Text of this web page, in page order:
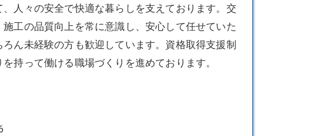
、人々の安全で快適な暮らしを支えております。交
工の品質向上を常に意識し、安心して任せていた
ん未経験の方も歓迎しています。資格取得支援制
持って働ける職場づくりを進めております。